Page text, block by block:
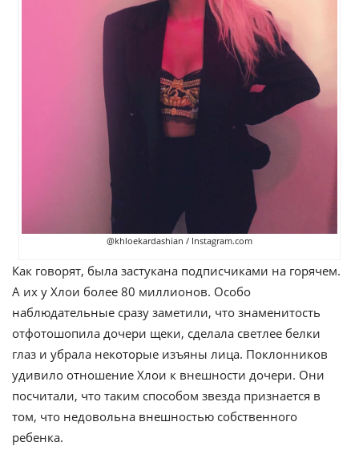
@khloekardashian / Instagram.com
Как говорят, была застукана подписчиками на горячем.
А их у Хлои более 80 миллионов. Особо
наблюдательные сразу заметили, что знаменитость
отфотошопила дочери щеки, сделала светлее белки
глаз и убрала некоторые изъяны лица. Поклонников
удивило отношение Хлои к внешности дочери. Они
посчитали, что таким способом звезда признается в
том, что недовольна внешностью собственного
ребенка.